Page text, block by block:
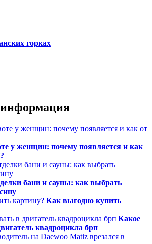
горках
у женщин: почему появляется и как
бани и сауны: как выбрать
Как выгодно купить
Какое
квадроцикла брп